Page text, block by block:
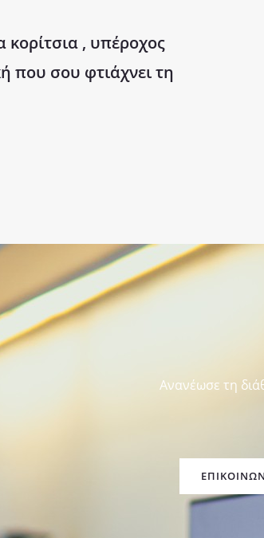
κορίτσια , υπέροχος
που σου φτιάχνει τη
Ανανέωσε τη